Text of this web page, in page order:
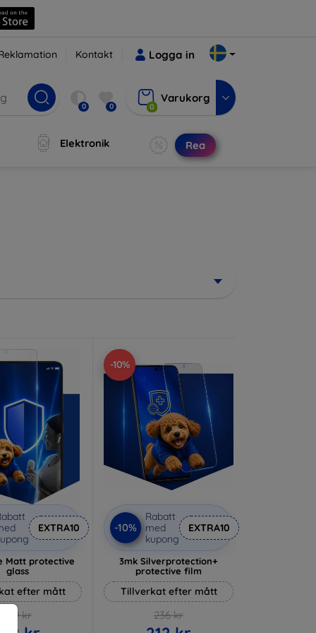
Kontakt Logga in
0 0 0
Varukorg
Elektronik Rea
EXTRA10
Matt protective
glass
efter mått
169 kr
-10%
-10%
Rabatt
med
kupong
EXTRA10
3mk Silverprotection+
protective film
Tillverkat efter mått
236 kr